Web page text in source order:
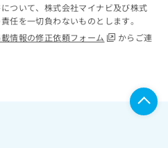
ついて、株式会社マイナビ及び株式
任を一切負わないものとします。
情報の修正依頼フォーム
からご連